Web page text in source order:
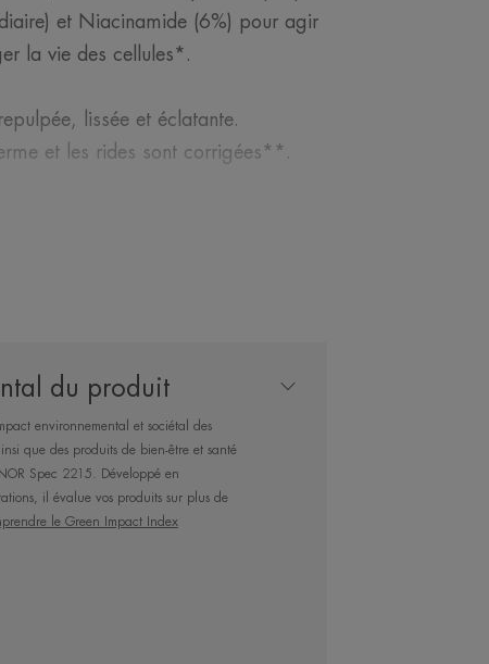
et Niacinamide (6%) pour agir
la vie des cellules*.
lissée et éclatante.
et les rides sont corrigées**.
base de maquillage.
par jour.
en crème ou comme masque
raffermie et éclatante.
du produit
environnemental et sociétal des
que des produits de bien-être et santé
Spec 2215. Développé en
il évalue vos produits sur plus de
le Green Impact Index